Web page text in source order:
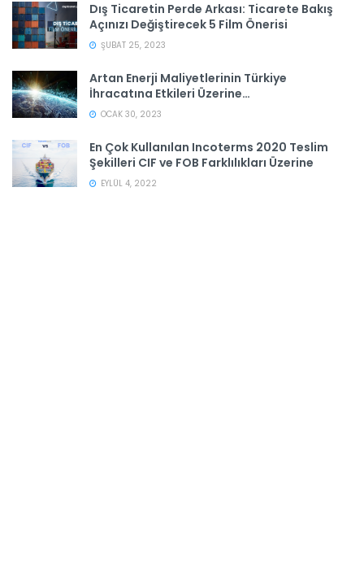
Dış Ticaretin Perde Arkası: Ticarete Bakış
Açınızı Değiştirecek 5 Film Önerisi
ŞUBAT 25, 2023
Artan Enerji Maliyetlerinin Türkiye
İhracatına Etkileri Üzerine…
OCAK 30, 2023
En Çok Kullanılan Incoterms 2020 Teslim
Şekilleri CIF ve FOB Farklılıkları Üzerine
EYLÜL 4, 2022